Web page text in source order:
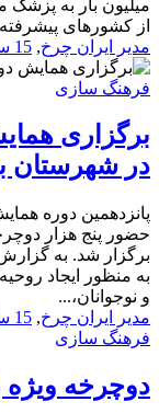
میلیون بار به پزشک
از کشورهای
مدیر ایران چرخ, 15 سال قبل
فرهنگ سازی
در شهرستان
پانزدهمین دوره
حضور پنج هزار
برگزار شد. به
به منظور ایجاد
و نوجوانان،...
مدیر ایران چرخ, 15 سال قبل
فرهنگ سازی
دوچرخه‌ ویژه